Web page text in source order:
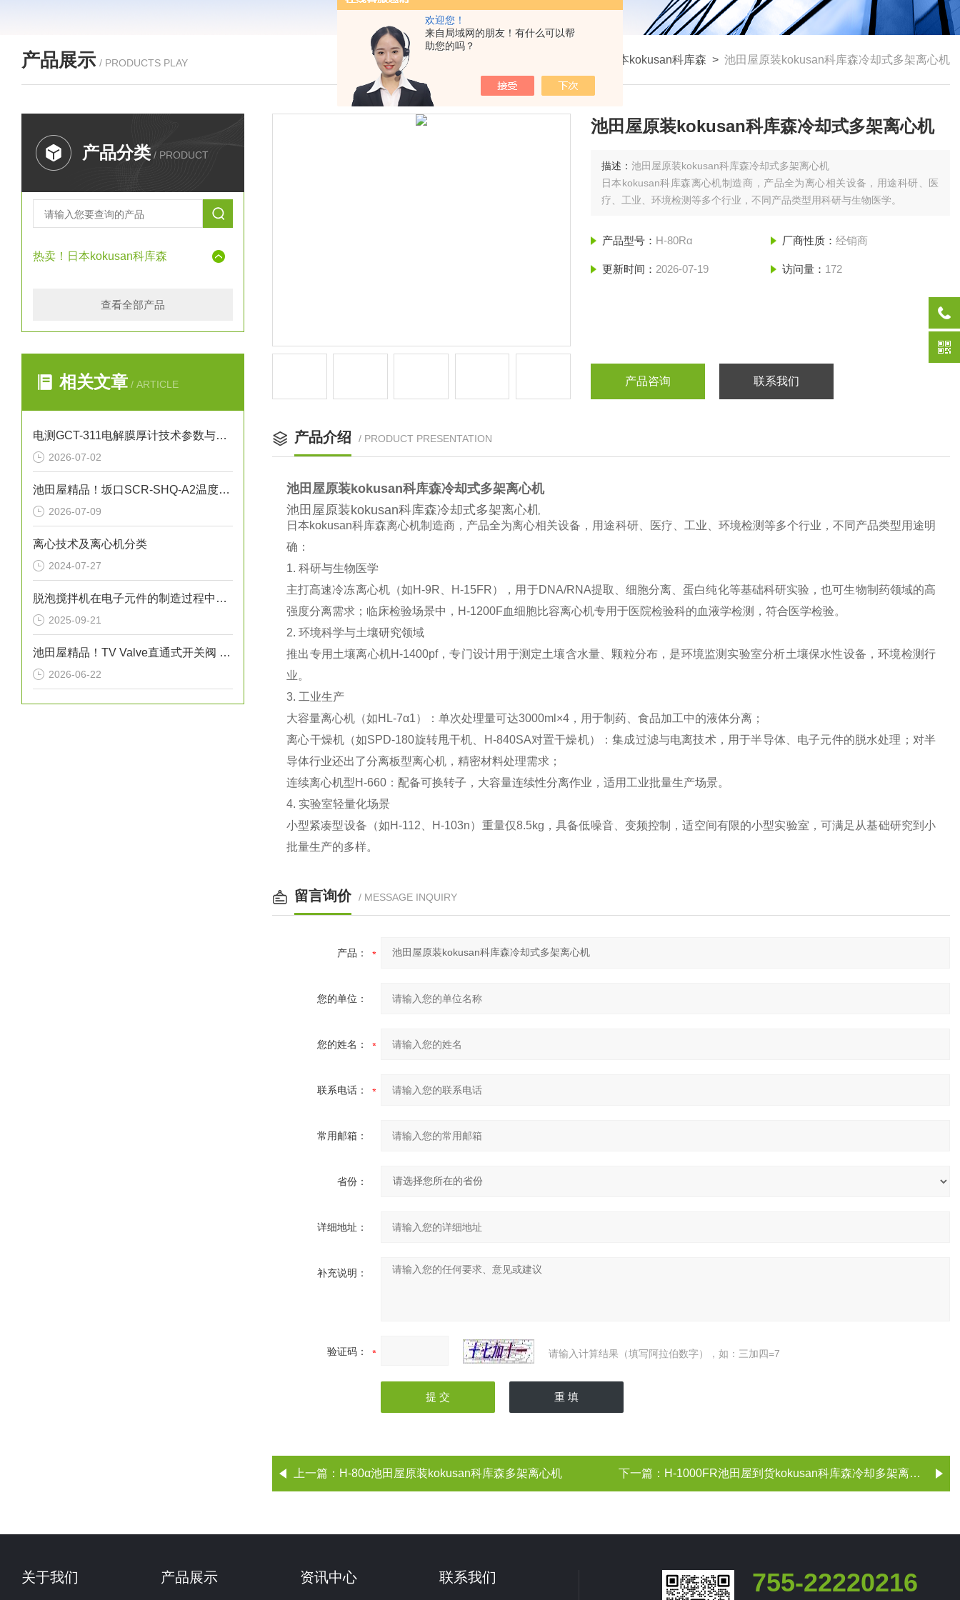
欢迎您！
来自局域网的朋友！有什么可以帮
助您的吗？
产品展示 / PRODUCTS PLAY 我的位置： 热卖！日本kokusan科库森 > 池田屋原装kokusan科库森冷却式多架离心机
产品分类 / PRODUCT
热卖！日本kokusan科库森
查看全部产品
相关文章 / ARTICLE
电测GCT-311电解膜厚计技术参数与应用解析
2026-07-02
池田屋精品！坂口SCR-SHQ-A2温度控制器技术参数
2026-07-09
离心技术及离心机分类
2024-07-27
脱泡搅拌机在电子元件的制造过程中的作用
2025-09-21
池田屋精品！TV Valve直通式开关阀 参数介绍
2026-06-22
池田屋原装kokusan科库森冷却式多架离心机
描述：池田屋原装kokusan科库森冷却式多架离心机
日本‌kokusan科库森离心机制造商‌，产品全为离心相关设备，用途科研、医
疗、工业、环境检测等多个行业，不同产品类型用科研与生物医学。
产品型号： H-80Rα 厂商性质： 经销商
更新时间： 2026-07-19 访问量： 172
产品咨询 联系我们
产品介绍 / PRODUCT PRESENTATION
池田屋原装kokusan科库森冷却式多架离心机
池田屋原装kokusan科库森冷却式多架离心机
日本‌kokusan科库森离心机制造商‌，产品全为离心相关设备，用途科研、医疗、工业、环境检测等多个行业，不同产品类型用途明
确：
1. 科研与生物医学
主打‌高速冷冻离心机‌（如H-9R、H-15FR），用于DNA/RNA提取、细胞分离、蛋白纯化等基础科研实验，也可生物制药领域的高
强度分离需求；临床检验场景中，H-1200F血细胞比容离心机专用于医院检验科的血液学检测，符合医学检验。
2. 环境科学与土壤研究领域
推出‌专用土壤离心机H-1400pf‌，专门设计用于测定土壤含水量、颗粒分布，是环境监测实验室分析土壤保水性设备，环境检测行
业。
3. 工业生产
‌大容量离心机（如HL-7α1）‌：单次处理量可达3000ml×4，用于制药、食品加工中的液体分离；
‌离心干燥机（如SPD-180旋转甩干机、H-840SA对置干燥机）‌：集成过滤与电离技术，用于半导体、电子元件的脱水处理；对半
导体行业还出了分离板型离心机，精密材料处理需求；
‌连续离心机型H-660‌：配备可换转子，大容量连续性分离作业，适用工业批量生产场景。
4. 实验室轻量化场景
小型紧凑型设备（如H-112、H-103n）重量仅8.5kg，具备低噪音、变频控制，适空间有限的小型实验室，可满足从基础研究到小
批量生产的多样。
留言询价 / MESSAGE INQUIRY
产品：
您的单位：
您的姓名：
联系电话：
常用邮箱：
省份：
详细地址：
补充说明：
验证码： 请输入计算结果（填写阿拉伯数字），如：三加四=7
上一篇： H-80α池田屋原装kokusan科库森多架离心机 下一篇： H-1000FR池田屋到货kokusan科库森冷却多架离心机
关于我们 产品展示 资讯中心 联系我们 755-22220216